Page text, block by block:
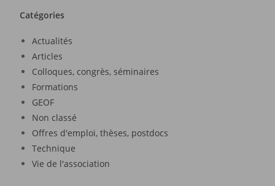
Catégories
Actualités
Articles
Colloques, congrès, séminaires
Formations
GEOF
Non classé
Offres d'emploi, thèses, postdocs
Technique
Vie de l'association